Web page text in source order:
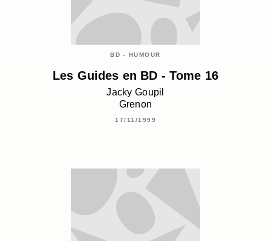
BD - HUMOUR
Les Guides en BD - Tome 16
Jacky Goupil
Grenon
17/11/1999